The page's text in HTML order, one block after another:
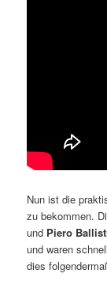
Nun ist die
zu bekommen.
und Piero
und waren
dies